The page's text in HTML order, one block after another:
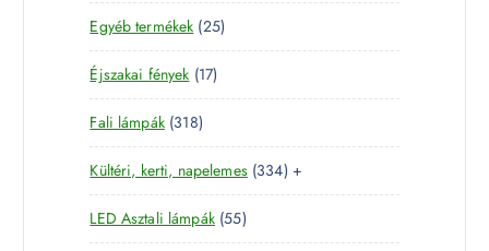
m
k
e
r
m
é
k
t
r
é
k
Egyéb termékek 252
5
e
m
é
k
Éjszakai fények 171
7
e
r
m
é
Fali lámpák 3183
1
8
t
e
Kültéri, kerti, napelemes 3343
3
t
+
LED Asztali lámpák 555
5